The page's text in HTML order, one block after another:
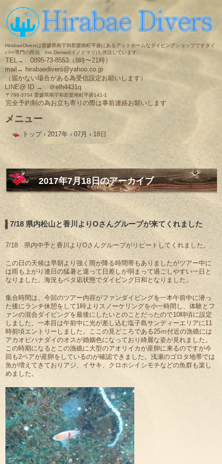
HirabaeDiversは愛媛県南宇和郡愛南町平碆にあるアットホームなダイビングショップですダイ
バー専門の民泊 Ino Domari(イノドマリ)も併設しています。
TEL→ 0895-73-8553（8時〜21時）
mail→ hirabaedivers@yahoo.co.jp
（届かない場合がある為受信設定お願いします）
LINE@ ID → ＠elh4431q
〒798-3704 愛媛県南宇和郡愛南町平碆141-1
完全予約制の為お立ち寄りの際は事前連絡お願いします
メニュー
へ
ス
キ
ッ
プ
トップ › 2017年 › 07月 › 18日
2017年7月18日のアーカイブ
7/18 県内松山と香川よりOさんグループが来てくれました
7/18 県内中予と香川よりOさんグループがリピートしてくれました。
この日の天候は早朝より強く雨が降る時間帯もありましたがツアー中に
は雨も上がり連日の猛暑と違って日差しが弱まって過ごしやすい一日と
なりました。海況もベタ凪状態でダイビング日和となりました。
集合時間は、今回のツアー内容がファンダイビングを一本午前中に潜っ
た後にランチ休憩をして1時よりスノーケリングを小一時間し、体験とフ
ァンの混合ダイビングを最後にしたいとのことだったので10時頃に設定
しました。一本目は午前中に光が差し込む塩子島サンディーエリアに11
時前頃エントリーしました。ここの見どころである25ｍ付近の漁礁には
アカオビハナダイのオスが婚姻色になっており綺麗な姿が見れました。
この時期になるとこの漁礁に大型のアオリイカが産卵に来るのですが今
回も2ペアが産卵をしているのが確認できました。浅瀬のゴロタ地帯では
魚が増えてきておりアジ、イサキ、クロホシイシモチなどの魚群も楽し
めました。